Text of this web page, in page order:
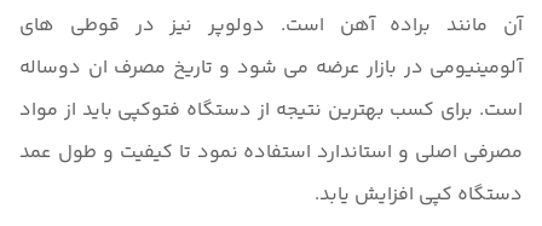
آن مانند براده آهن است. دولوپر نیز در قوطی های
آلومینیومی در بازار عرضه می شود و تاریخ مصرف ان دوساله
است. برای کسب بهترین نتیجه از دستگاه فتوکپی باید از مواد
مصرفی اصلی و استاندارد استفاده نمود تا کیفیت و طول عمد
دستگاه کپی افزایش یابد.